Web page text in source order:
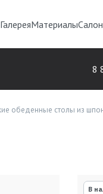
ГалереяМатериалы
8
обеденные столы из
В